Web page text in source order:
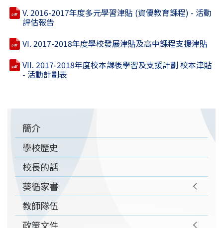
V. 2016-2017年度多元學習津貼 (資優教育課程) - 活動
評估報告
VI. 2017-2018年度學校發展津貼及高中課程支援津貼
VII. 2017-2018年度校本課後學習及支援計劃 校本津貼
- 活動計劃表
navigation
簡介
學校歷史
校長的話
葵循家書
教師隊伍
政策文件